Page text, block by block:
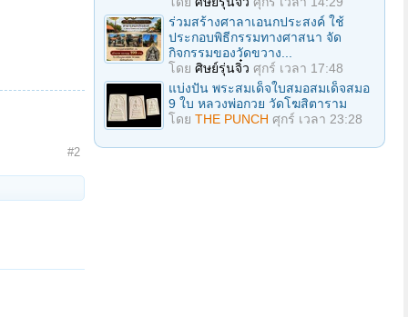
#2
ร่วมสร้างศาลาเอนกประสงค์ ใช้
ประกอบพิธีกรรมทางศาสนา จัด
กิจกรรมของวัดขวาง...
โดย ศิษย์รุ่นจิ๋ว ศุกร์ เวลา 17:48
แบ่งปัน พระสมเด็จใบสมอสมเด็จสมอ
9 ใบ หลวงพ่อกวย วัดโฆสิตาราม
โดย THE PUNCH ศุกร์ เวลา 23:28